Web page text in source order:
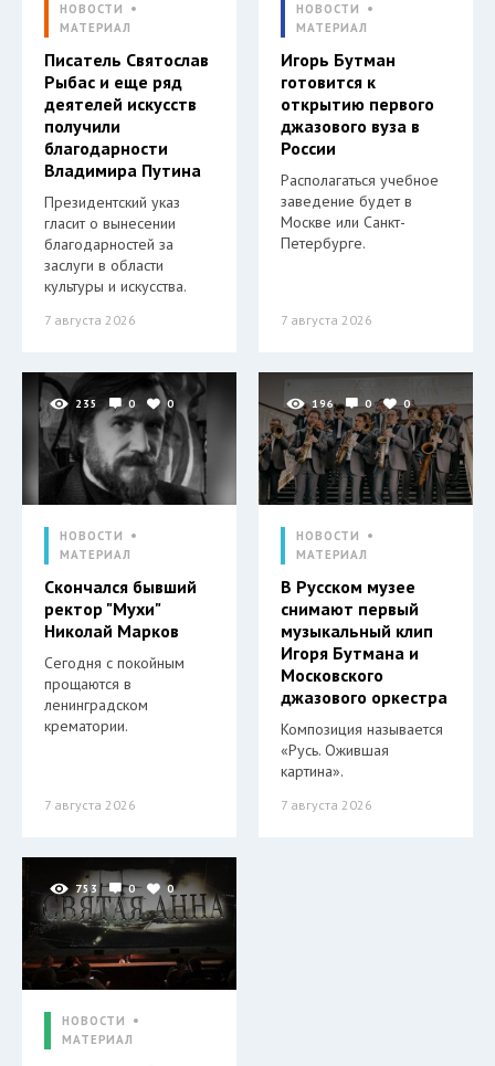
НОВОСТИ
МАТЕРИАЛ
Писатель Святослав
Рыбас и еще ряд
деятелей искусств
получили
благодарности
Владимира Путина
Президентский указ
гласит о вынесении
благодарностей за
заслуги в области
культуры и искусства.
7 августа 2026
НОВОСТИ
МАТЕРИАЛ
Игорь Бутман
готовится к
открытию первого
джазового вуза в
России
Располагаться учебное
заведение будет в
Москве или Санкт-
Петербурге.
7 августа 2026
235 0 0
НОВОСТИ
МАТЕРИАЛ
Скончался бывший
ректор "Мухи"
Николай Марков
Сегодня с покойным
прощаются в
ленинградском
крематории.
7 августа 2026
196 0 0
НОВОСТИ
МАТЕРИАЛ
В Русском музее
снимают первый
музыкальный клип
Игоря Бутмана и
Московского
джазового оркестра
Композиция называется
«Русь. Ожившая
картина».
7 августа 2026
753 0 0
НОВОСТИ
МАТЕРИАЛ